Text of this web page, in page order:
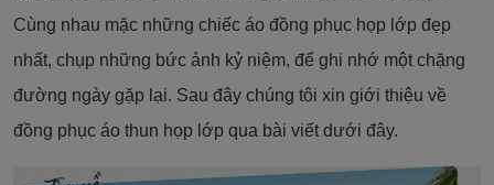
Cùng nhau mặc những chiếc áo đồng phục họp lớp đẹp
nhất, chụp những bức ảnh kỷ niệm, để ghi nhớ một chặng
đường ngày gặp lại. Sau đây chúng tôi xin giới thiệu về
đồng phục áo thun họp lớp qua bài viết dưới đây.